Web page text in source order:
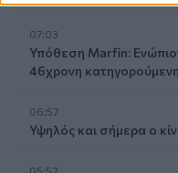
07:03
Υπόθεση Marfin:
46χρονη
06:57
Υψηλός και σήμερα ο
05:52